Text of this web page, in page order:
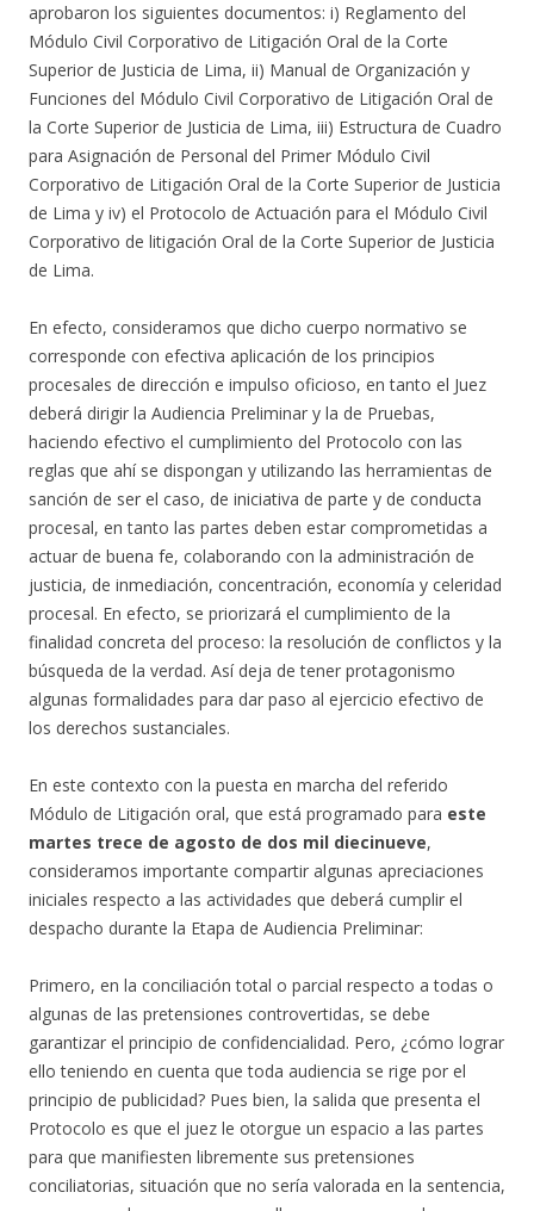
aprobaron los siguientes documentos: i) Reglamento del
Módulo Civil Corporativo de Litigación Oral de la Corte
Superior de Justicia de Lima, ii) Manual de Organización y
Funciones del Módulo Civil Corporativo de Litigación Oral de
la Corte Superior de Justicia de Lima, iii) Estructura de Cuadro
para Asignación de Personal del Primer Módulo Civil
Corporativo de Litigación Oral de la Corte Superior de Justicia
de Lima y iv) el Protocolo de Actuación para el Módulo Civil
Corporativo de litigación Oral de la Corte Superior de Justicia
de Lima.
En efecto, consideramos que dicho cuerpo normativo se
corresponde con efectiva aplicación de los principios
procesales de dirección e impulso oficioso, en tanto el Juez
deberá dirigir la Audiencia Preliminar y la de Pruebas,
haciendo efectivo el cumplimiento del Protocolo con las
reglas que ahí se dispongan y utilizando las herramientas de
sanción de ser el caso, de iniciativa de parte y de conducta
procesal, en tanto las partes deben estar comprometidas a
actuar de buena fe, colaborando con la administración de
justicia, de inmediación, concentración, economía y celeridad
procesal. En efecto, se priorizará el cumplimiento de la
finalidad concreta del proceso: la resolución de conflictos y la
búsqueda de la verdad. Así deja de tener protagonismo
algunas formalidades para dar paso al ejercicio efectivo de
los derechos sustanciales.
En este contexto con la puesta en marcha del referido
Módulo de Litigación oral, que está programado para este
martes trece de agosto de dos mil diecinueve,
consideramos importante compartir algunas apreciaciones
iniciales respecto a las actividades que deberá cumplir el
despacho durante la Etapa de Audiencia Preliminar:
Primero, en la conciliación total o parcial respecto a todas o
algunas de las pretensiones controvertidas, se debe
garantizar el principio de confidencialidad. Pero, ¿cómo lograr
ello teniendo en cuenta que toda audiencia se rige por el
principio de publicidad? Pues bien, la salida que presenta el
Protocolo es que el juez le otorgue un espacio a las partes
para que manifiesten libremente sus pretensiones
conciliatorias, situación que no sería valorada en la sentencia,